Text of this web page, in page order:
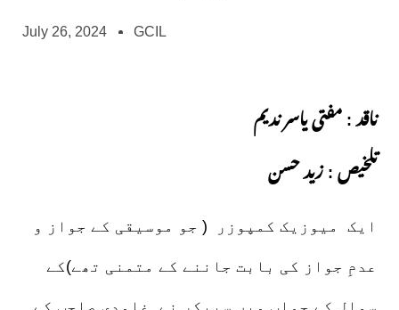
July 26, 2024 GCIL
ناقد : مفتی یاسر ندیم
تلخیص : زید حسن
ایک میوزیک کمپوزر ( جو موسیقی کے جواز و
عدمِ جواز کی بابت جاننے کے متمنی تھے)کے
سوال کے جواب میں سپیکر نے غامدی صاحب کے